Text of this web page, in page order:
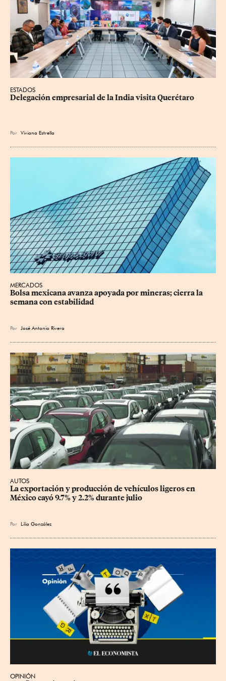
ESTADOS
Delegación empresarial de la India visita Querétaro
Por Viviana Estrella
MERCADOS
Bolsa mexicana avanza apoyada por mineras; cierra la
semana con estabilidad
Por José Antonio Rivera
AUTOS
La exportación y producción de vehículos ligeros en
México cayó 9.7% y 2.2% durante julio
Por Lilia González
OPINIÓN